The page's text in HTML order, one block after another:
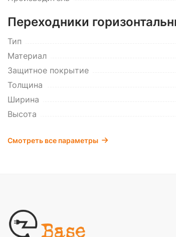
Переходники
Тип
Материал
Защитное покрытие
Толщина
Ширина
Высота
Смотреть все параметры